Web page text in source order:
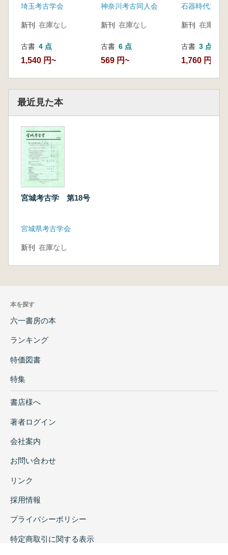
埼玉考古学会
新刊 在庫なし
古書 4 点
1,540 円~
神奈川考古同人会
新刊 在庫なし
古書 6 点
569 円~
石器時代文化
新刊 在庫なし
古書 3 点
1,760 円~
最近見た本
宮城考古学 第18号
宮城県考古学会
新刊 在庫なし
本を探す
六一書房の本
ランキング
特価図書
特集
書店様へ
著者ログイン
会社案内
お問い合わせ
リンク
採用情報
プライバシーポリシー
特定商取引に関する表示